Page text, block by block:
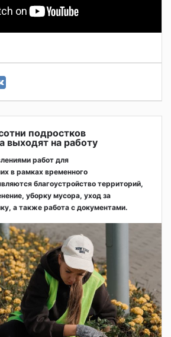
подростков
выходят на работу
работ для
в рамках временного
благоустройство территорий,
уборку мусора, уход за
а также работа с документами.